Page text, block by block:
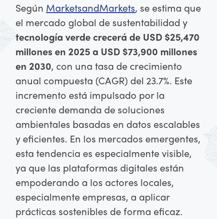
Según MarketsandMarkets, se estima que
el mercado global de sustentabilidad y
tecnología verde crecerá de USD $25,470
millones en 2025 a USD $73,900 millones
en 2030, con una tasa de crecimiento
anual compuesta (CAGR) del 23.7%. Este
incremento está impulsado por la
creciente demanda de soluciones
ambientales basadas en datos escalables
y eficientes. En los mercados emergentes,
esta tendencia es especialmente visible,
ya que las plataformas digitales están
empoderando a los actores locales,
especialmente empresas, a aplicar
prácticas sostenibles de forma eficaz.